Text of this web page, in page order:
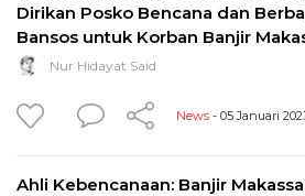
Dirikan Posko Bencana dan
Bansos untuk Korban Banjir
Nur Hidayat Said
News - 05 Januari
Ahli Kebencanaan: Banjir